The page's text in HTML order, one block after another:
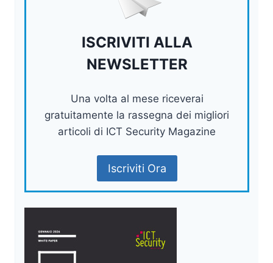
ISCRIVITI ALLA
NEWSLETTER
Una volta al mese riceverai
gratuitamente la rassegna dei migliori
articoli di ICT Security Magazine
Iscriviti Ora